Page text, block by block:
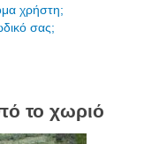
χρήστη;
σας;
το χωριό